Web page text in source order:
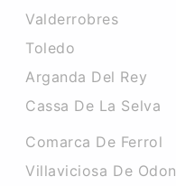
Valderrobres
Toledo
Arganda Del Rey
Cassa De La Selva
Comarca De Ferrol
Villaviciosa De Odon